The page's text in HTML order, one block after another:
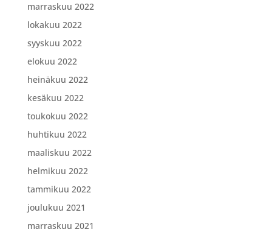
marraskuu 2022
lokakuu 2022
syyskuu 2022
elokuu 2022
heinäkuu 2022
kesäkuu 2022
toukokuu 2022
huhtikuu 2022
maaliskuu 2022
helmikuu 2022
tammikuu 2022
joulukuu 2021
marraskuu 2021